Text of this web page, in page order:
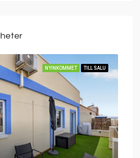
NYINKOMMET TILL SALU